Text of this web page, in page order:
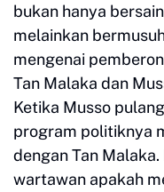
bukan hanya
melainkan
mengenai
Tan Malaka dan
Ketika Musso
program politiknya
dengan Tan
wartawan apakah